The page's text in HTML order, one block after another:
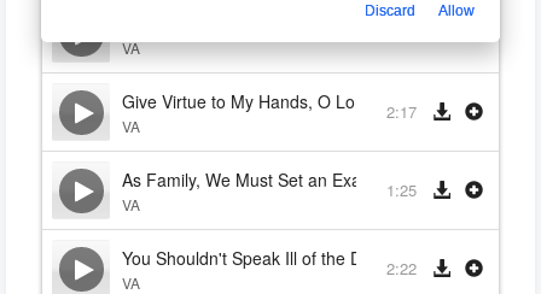
VA
Give Virtue to My Hands, O Lord
VA
2:17
As Family, We Must Set an Example
VA
1:25
You Shouldn't Speak Ill of the Dead
VA
2:22
Discard Allow